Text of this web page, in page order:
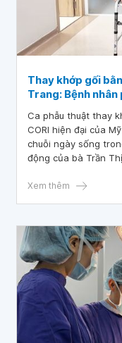
Thay khớp gối
Trang: Bệnh
Ca phẫu thuật thay
CORI hiện đại của
chuỗi ngày sống
động của bà Trần
Xem thêm